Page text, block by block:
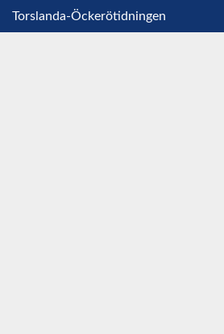
Torslanda-Öckerötidningen